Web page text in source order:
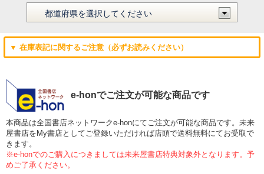
▼ 在庫表記に関するご注意（必ずお読みください）
e-honでご注文が可能な商品です
本商品は全国書店ネットワークe-honにてご注文が可能な商品です。未来
屋書店をMy書店としてご登録いただければ店頭で送料無料にてお受取で
きます。
※e-honでのご購入につきましては未来屋書店特典対象外となります。予
めご了承ください。